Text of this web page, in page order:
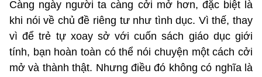
Càng ngày người ta càng cởi mở hơn, đặc biệt là
khi nói về chủ đề riêng tư như tình dục. Vì thế, thay
vì để trẻ tự xoay sở với cuốn sách giáo dục giới
tính, bạn hoàn toàn có thể nói chuyện một cách cởi
mở và thành thật. Nhưng điều đó không có nghĩa là